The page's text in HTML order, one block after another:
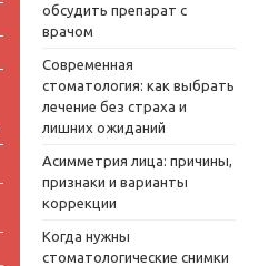
обсудить препарат с
врачом
Современная
стоматология: как выбрать
лечение без страха и
лишних ожиданий
Асимметрия лица: причины,
признаки и варианты
коррекции
Когда нужны
стоматологические снимки